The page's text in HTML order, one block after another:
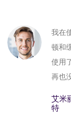
我在
顿和
使用
再也
艾米
特